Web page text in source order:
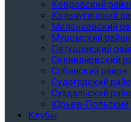
Ковровский
Кольчугинский
Меленковский
Муромский район
Петушинский
Селивановский
Собинский район
Судогодский
Суздальский
Юрьев-Польский
Клубы